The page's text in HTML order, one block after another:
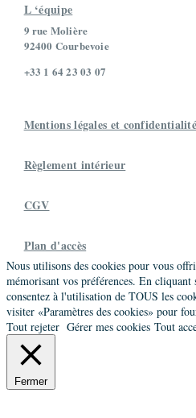
L ‘équipe
9 rue Molière
92400 Courbevoie
+33 1 64 23 03 07
Mentions légales et confidentialité
Règlement intérieur
CGV
Plan d'accès
Nous utilisons des cookies pour vous
mémorisant vos préférences. En cliquant
consentez à l'utilisation de TOUS les
visiter «Paramètres des cookies» pour
Tout rejeter Gérer mes cookies Tout
Fermer